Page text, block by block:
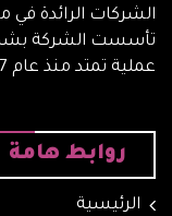
الشركات الرائدة في
عملية تمتد منذ عام 2007،
روابط هامة
الرئيسية